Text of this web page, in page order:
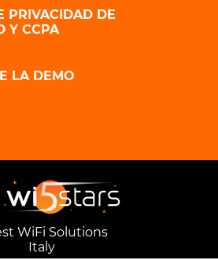
PRIVACIDAD DE
Y CCPA
LA DEMO
WiFi Solutions
Italy